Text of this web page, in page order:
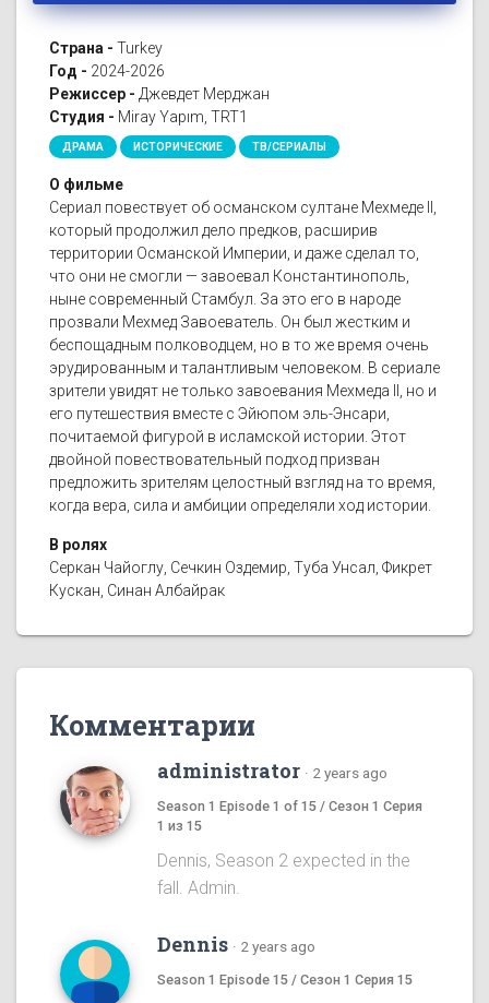
Страна - Turkey
Год - 2024-2026
Режиссер - Джевдет Мерджан
Студия - Miray Yapım, TRT1
ДРАМА ИСТОРИЧЕСКИЕ ТВ/СЕРИАЛЫ
О фильме
Сериал повествует об османском султане Мехмеде II,
который продолжил дело предков, расширив
территории Османской Империи, и даже сделал то,
что они не смогли — завоевал Константинополь,
ныне современный Стамбул. За это его в народе
прозвали Мехмед Завоеватель. Он был жестким и
беспощадным полководцем, но в то же время очень
эрудированным и талантливым человеком. В сериале
зрители увидят не только завоевания Мехмеда II, но и
его путешествия вместе с Эйюпом эль-Энсари,
почитаемой фигурой в исламской истории. Этот
двойной повествовательный подход призван
предложить зрителям целостный взгляд на то время,
когда вера, сила и амбиции определяли ход истории.
В ролях
Серкан Чайоглу, Сечкин Оздемир, Туба Унсал, Фикрет
Кускан, Синан Албайрак
Комментарии
administrator · 2 years ago
Season 1 Episode 1 of 15 / Сезон 1 Серия
1 из 15
Dennis, Season 2 expected in the
fall. Admin.
Dennis · 2 years ago
Season 1 Episode 15 / Сезон 1 Серия 15